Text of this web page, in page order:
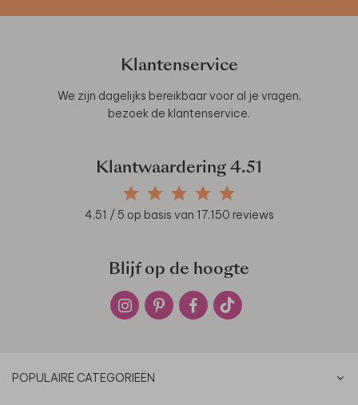
Klantenservice
We zijn dagelijks bereikbaar voor al je vragen,
bezoek de klantenservice.
Klantwaardering 4.51
4.51 / 5 op basis van 17.150 reviews
Blijf op de hoogte
POPULAIRE CATEGORIEËN